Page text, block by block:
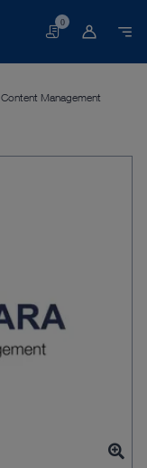
Warenkorb
0
Content Management